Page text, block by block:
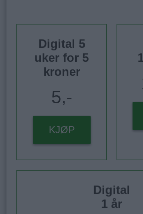
Digital 5
uker for 5
kroner
5,-
KJØP
Digital
1 år